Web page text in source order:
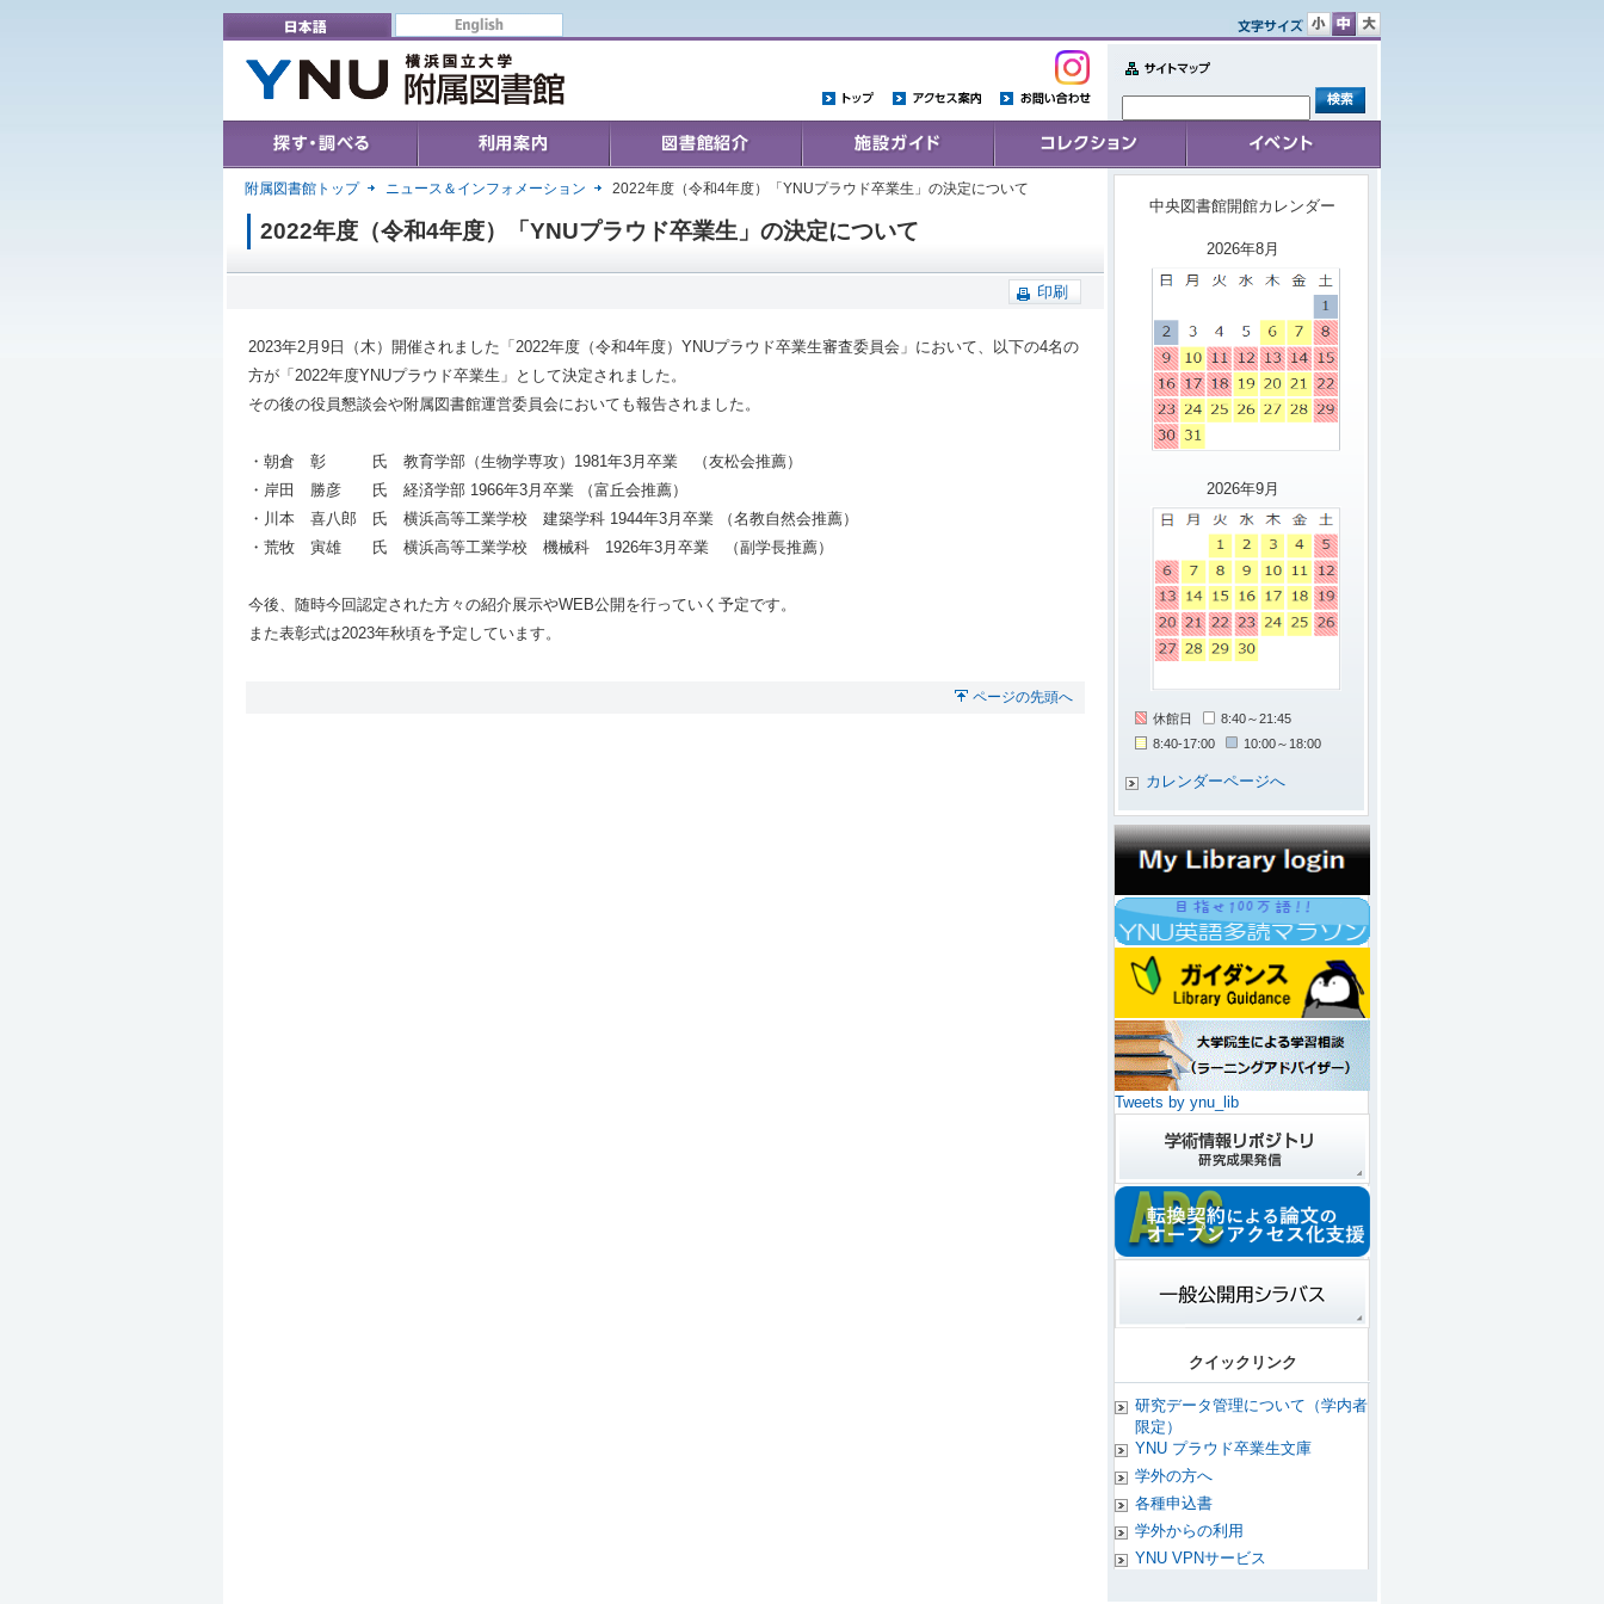
English
文
サ
イ
文
サ
イ
文
サ
イ
トップ
アクセス案内 お問い合わせ
Search & Find Collections 施設ガイド コレクション イベント
附属図書館トップ ニュース＆インフォメーション 2022年度（令和4年度）「YNUプラウド卒業生」の決定について
2022年度（令和4年度）「YNUプラウド卒業生」の決定について
印刷
2023年2月9日（木）開催されました「2022年度（令和4年度）YNUプラウド卒業生審査委員会」において、以下の4名の
方が「2022年度YNUプラウド卒業生」として決定されました。
その後の役員懇談会や附属図書館運営委員会においても報告されました。
・朝倉 彰 氏 教育学部（生物学専攻）1981年3月卒業 （友松会推薦）
・岸田 勝彦 氏 経済学部 1966年3月卒業 （富丘会推薦）
・川本 喜八郎 氏 横浜高等工業学校 建築学科 1944年3月卒業 （名教自然会推薦）
・荒牧 寅雄 氏 横浜高等工業学校 機械科 1926年3月卒業 （副学長推薦）
今後、随時今回認定された方々の紹介展示やWEB公開を行っていく予定です。
また表彰式は2023年秋頃を予定しています。
ページの先頭へ
中央図書館開館カレンダー
2026年8月
2026年9月
休館日
8:40～21:45
8:40-17:00
10:00～18:00
カレンダーページへ
Tweets by ynu_lib
クイックリンク
研究データ管理について（学内者
限定）
YNU プラウド卒業生文庫
学外の方へ
各種申込書
学外からの利用
YNU VPNサービス